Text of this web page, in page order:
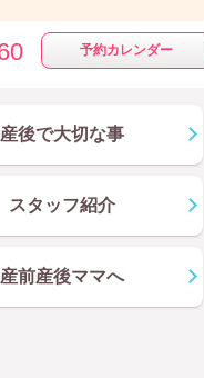
予約カレンダー
産後で大切な事
スタッフ紹介
産前産後ママへ